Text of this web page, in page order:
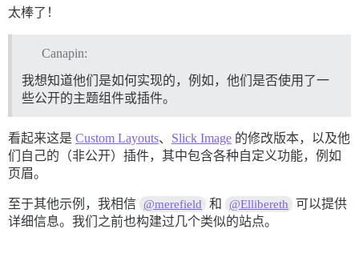
太棒了！
Canapin:
我想知道他们是如何实现的，例如，他们是否使用了一
些公开的主题组件或插件。
看起来这是 Custom Layouts、 Slick Image 的修改版本，以及他
们自己的（非公开）插件，其中包含各种自定义功能，例如
页眉。
至于其他示例，我相信 @merefield 和 @Ellibereth
可以提供
详细信息。我们之前也构建过几个类似的站点。